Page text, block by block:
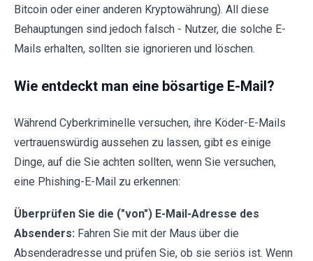
Bitcoin oder einer anderen Kryptowährung). All diese
Behauptungen sind jedoch falsch - Nutzer, die solche E-
Mails erhalten, sollten sie ignorieren und löschen.
Wie entdeckt man eine bösartige E-Mail?
Während Cyberkriminelle versuchen, ihre Köder-E-Mails
vertrauenswürdig aussehen zu lassen, gibt es einige
Dinge, auf die Sie achten sollten, wenn Sie versuchen,
eine Phishing-E-Mail zu erkennen:
Überprüfen Sie die ("von") E-Mail-Adresse des
Absenders: Fahren Sie mit der Maus über die
Absenderadresse und prüfen Sie, ob sie seriös ist. Wenn